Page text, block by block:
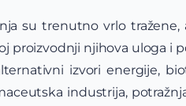
su trenutno vrlo
proizvodnji njihova uloga i
izvori energije,
industrija,